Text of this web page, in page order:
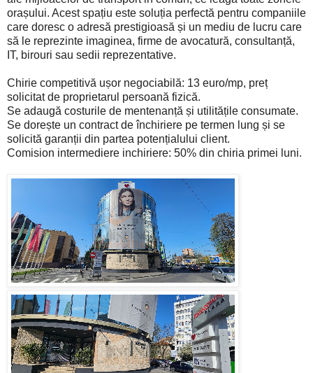
orașului. Acest spațiu este soluția perfectă pentru companiile
care doresc o adresă prestigioasă și un mediu de lucru care
să le reprezinte imaginea, firme de avocatură, consultanță,
IT, birouri sau sedii reprezentative.
Chirie competitivă ușor negociabilă: 13 euro/mp, preț
solicitat de proprietarul persoană fizică.
Se adaugă costurile de mentenanță și utilitățile consumate.
Se dorește un contract de închiriere pe termen lung și se
solicită garanții din partea potențialului client.
Comision intermediere inchiriere: 50% din chiria primei luni.